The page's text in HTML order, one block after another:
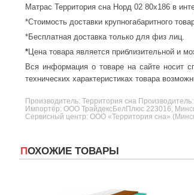
Матрас Территория сна Норд 02 80x186 в
*Стоимость доставки крупногабаритного
*Бесплатная доставка только для физ лиц.
*Цена товара является приблизительной и
Вся информация о товаре на сайте носит
технических характеристиках товара
Производитель: Территория сна
Импортёр: ООО ТрайдексБелПлюс 223016,
Сервисный центр: ООО «Территория сна»
ПОХОЖИЕ ТОВАРЫ